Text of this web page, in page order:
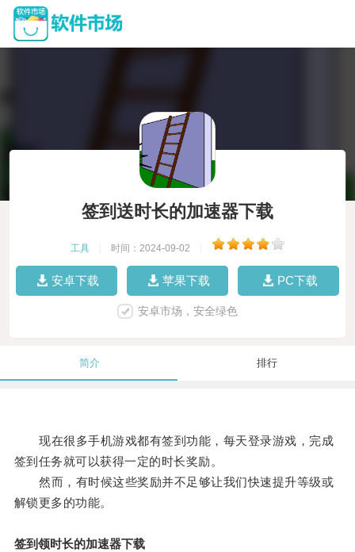
签到送时长的加速器下载
工具 时间：2024-09-02
安卓下载 苹果下载 PC下载
安卓市场，安全绿色
简介 排行
现在很多手机游戏都有签到功能，每天登录游戏，完成
签到任务就可以获得一定的时长奖励。
然而，有时候这些奖励并不足够让我们快速提升等级或
解锁更多的功能。
签到领时长的加速器下载